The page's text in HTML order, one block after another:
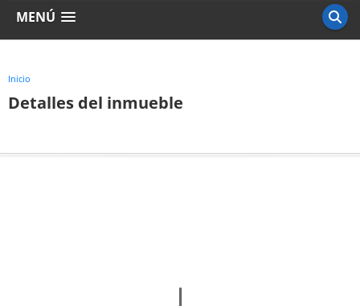
MENÚ
Inicio
Detalles del inmueble